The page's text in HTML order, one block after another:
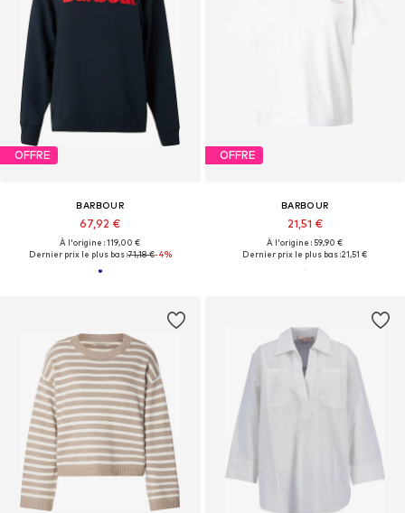
OFFRE
BARBOUR
67,92 €
À l'origine : 119,00 €
Dernier prix le plus bas :71,18 €-4%
OFFRE
BARBOUR
21,51 €
À l'origine : 59,90 €
Dernier prix le plus bas :21,51 €